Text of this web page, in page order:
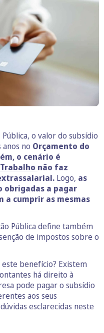
o valor do subsídio
no Orçamento do
o cenário é
não faz
Logo, as
obrigadas a pagar
a cumprir as mesmas
Pública define também
de impostos sobre o
benefício? Existem
há direito à
pode pagar o subsídio
aos seus
esclarecidas neste